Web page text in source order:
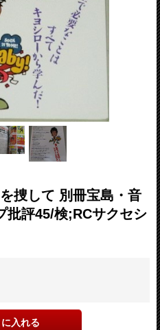
捜して 別冊宝島・音
批評45/検;RCサクセシ